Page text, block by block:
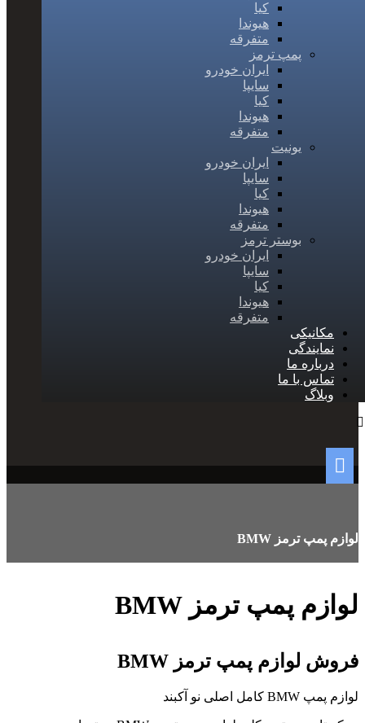
کیا
هیوندا
متفرقه
پمپ ترمز
ایران خودرو
سایپا
کیا
هیوندا
متفرقه
یونیت
ایران خودرو
سایپا
کیا
هیوندا
متفرقه
بوستر ترمز
ایران خودرو
سایپا
کیا
هیوندا
متفرقه
مکانیکی
نمایندگی
درباره ما
تماس با ما
وبلاگ
لوازم پمپ ترمز BMW
لوازم پمپ ترمز BMW
فروش لوازم پمپ ترمز BMW
لوازم پمپ BMW کامل اصلی نو آکبند